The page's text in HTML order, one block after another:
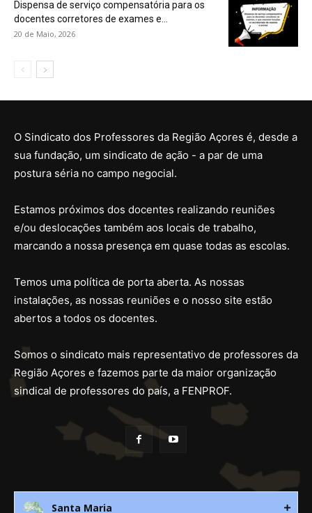
Dispensa de serviço compensatória para os
docentes corretores de exames e...
20 de Maio, 2026
O Sindicato dos Professores da Região Açores é, desde a
sua fundação, um sindicato de ação - a par de uma
postura séria no campo negocial.
Estamos próximos dos docentes realizando reuniões
e/ou deslocações também aos locais de trabalho,
marcando a nossa presença em quase todas as escolas.
Temos uma política de porta aberta. As nossas
instalações, as nossas reuniões e o nosso site estão
abertos a todos os docentes.
Somos o sindicato mais representativo de professores da
Região Açores e fazemos parte da maior organização
sindical de professores do país, a FENPROF.
Santa Maria